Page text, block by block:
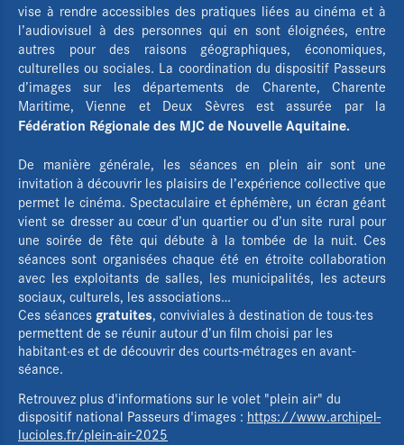
vise à rendre accessibles des pratiques liées au cinéma et à
l’audiovisuel à des personnes qui en sont éloignées, entre
autres pour des raisons géographiques, économiques,
culturelles ou sociales. La coordination du dispositif Passeurs
d’images sur les départements de Charente, Charente
Maritime, Vienne et Deux Sèvres est assurée par la
Fédération Régionale des MJC de Nouvelle Aquitaine.
De manière générale, les séances en plein air sont une
invitation à découvrir les plaisirs de l’expérience collective que
permet le cinéma. Spectaculaire et éphémère, un écran géant
vient se dresser au cœur d’un quartier ou d’un site rural pour
une soirée de fête qui débute à la tombée de la nuit. Ces
séances sont organisées chaque été en étroite collaboration
avec les exploitants de salles, les municipalités, les acteurs
sociaux, culturels, les associations…
Ces séances gratuites, conviviales à destination de tous·tes
permettent de se réunir autour d’un film choisi par les
habitant·es et de découvrir des courts-métrages en avant-
séance.
Retrouvez plus d'informations sur le volet "plein air" du
dispositif national Passeurs d'images : https://www.archipel-
lucioles.fr/plein-air-2025